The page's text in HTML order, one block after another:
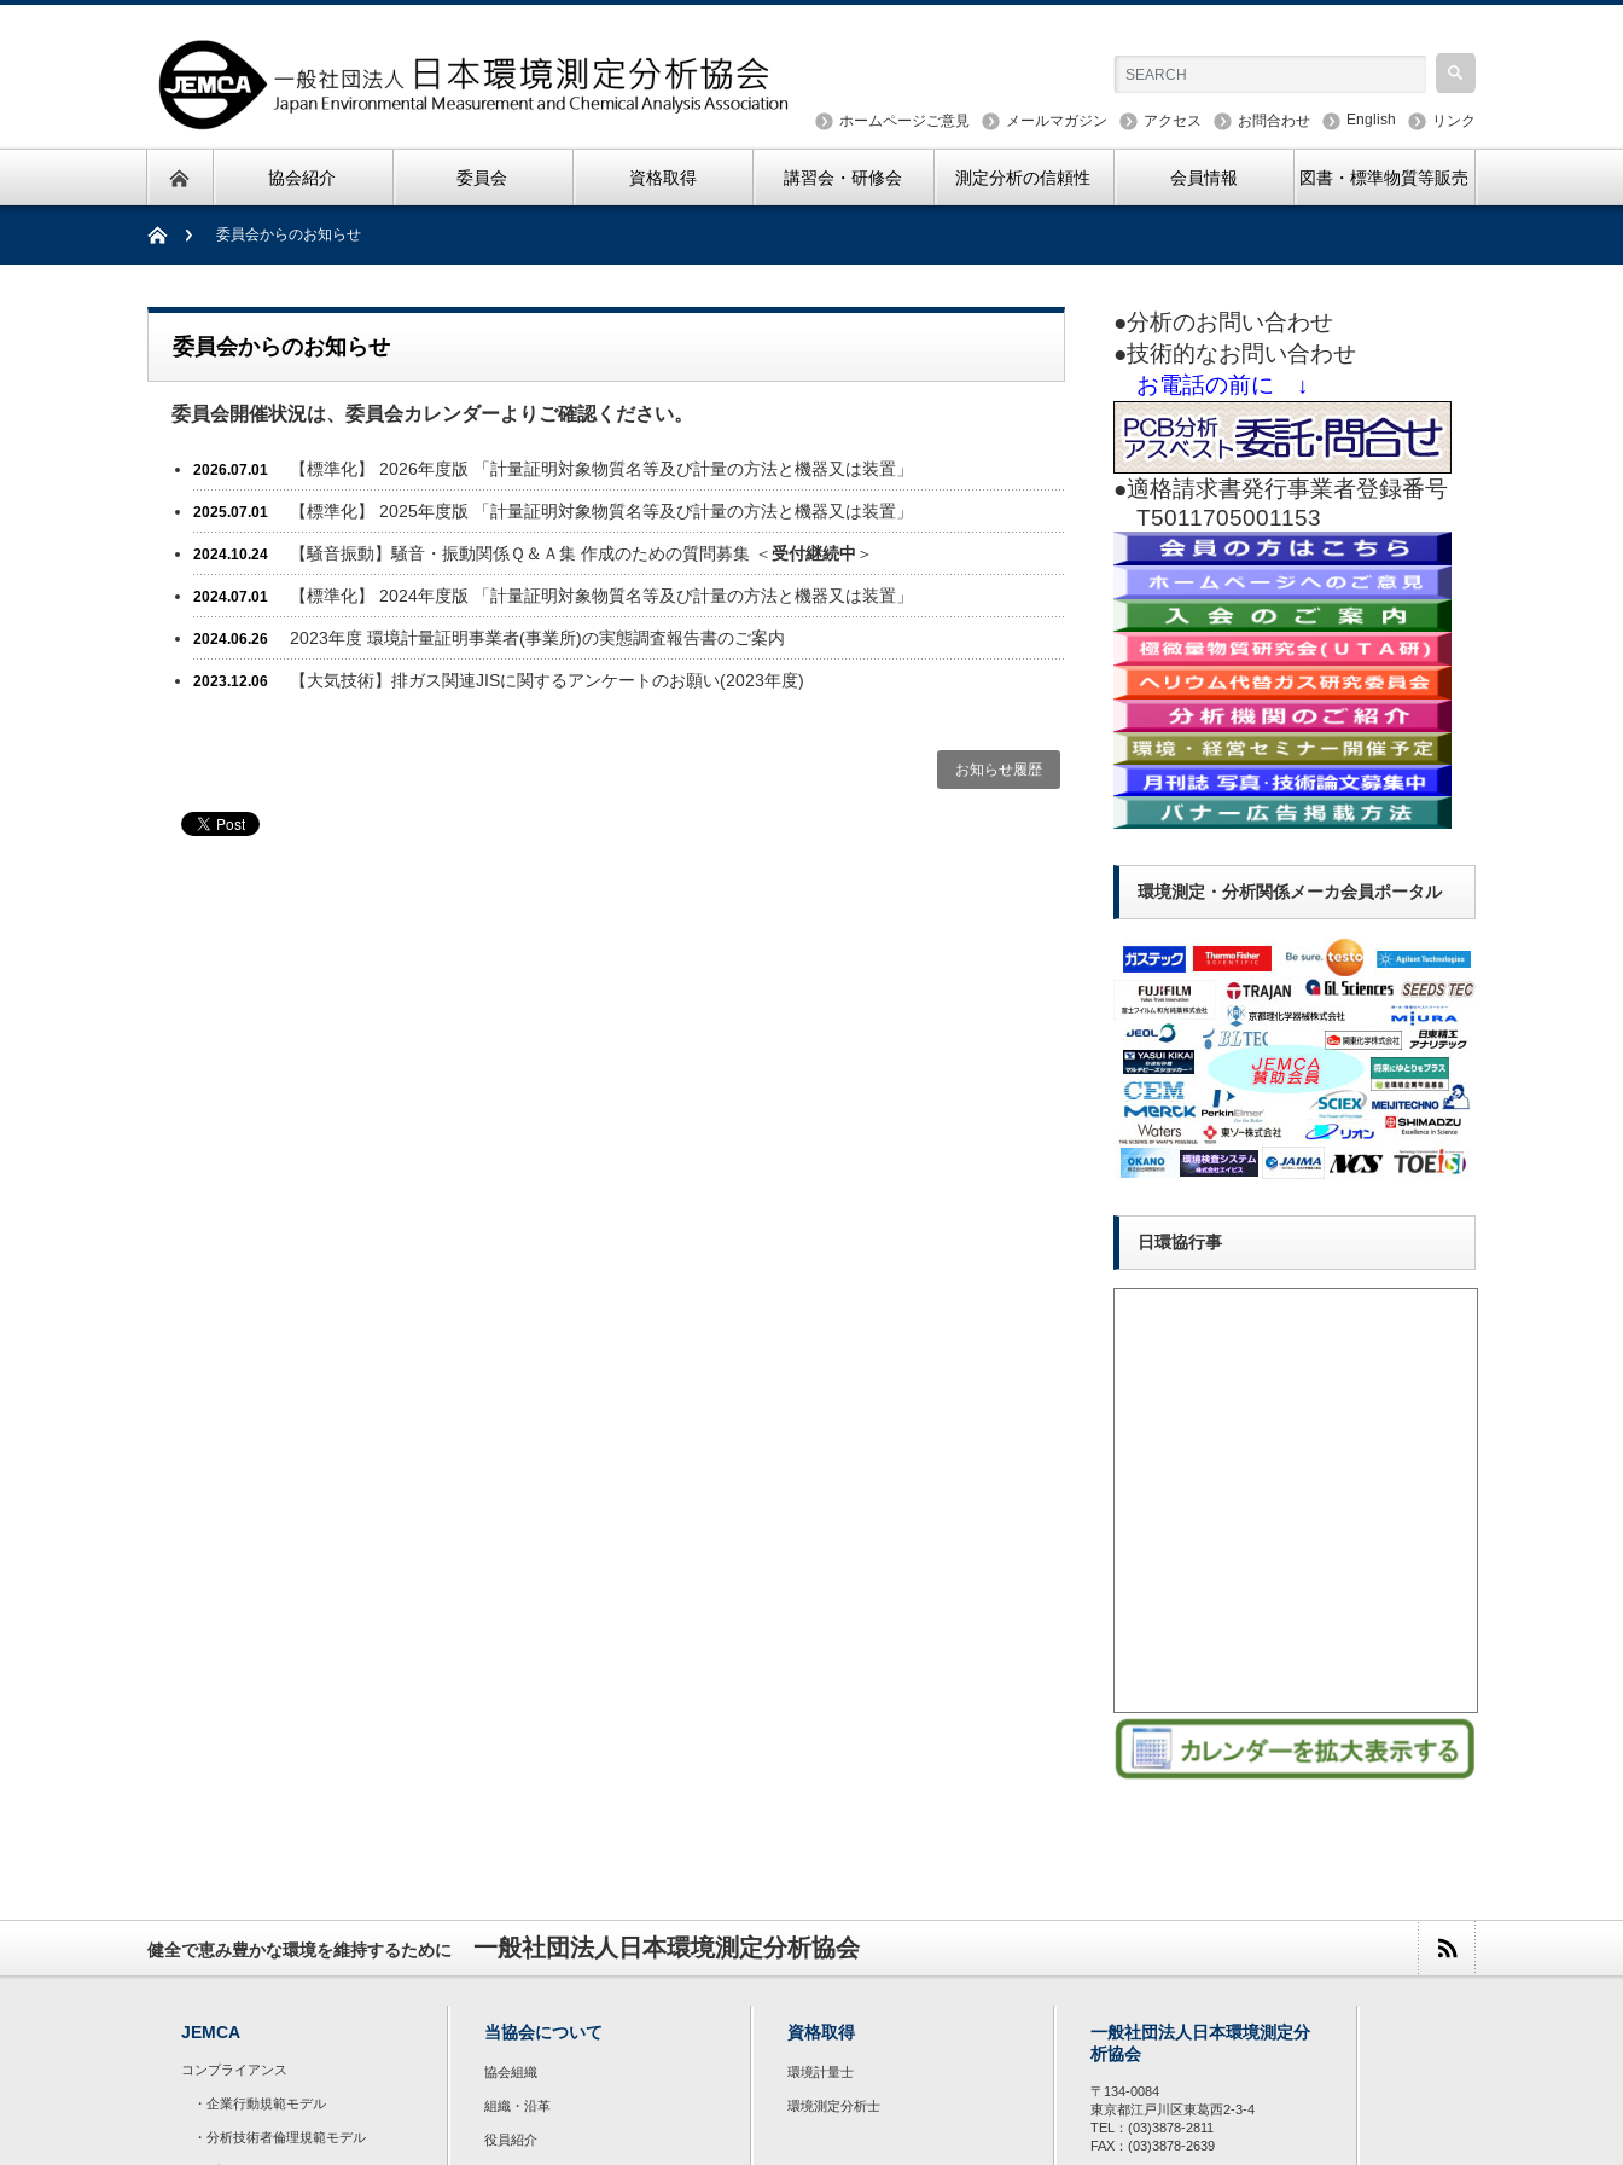
ホームページご意見 メールマガジン アクセス お問合わせ English リンク
協会紹介 委員会 資格取得 講習会・研修会 測定分析の信頼性 会員情報 図書・標準物質等販売
委員会からのお知らせ
委員会からのお知らせ
委員会開催状況は、委員会カレンダーよりご確認ください。
2026.07.01 【標準化】 2026年度版 「計量証明対象物質名等及び計量の方法と機器又は装置」
2025.07.01 【標準化】 2025年度版 「計量証明対象物質名等及び計量の方法と機器又は装置」
2024.10.24 【騒音振動】騒音・振動関係Ｑ＆Ａ集 作成のための質問募集 ＜受付継続中 ＞
2024.07.01 【標準化】 2024年度版 「計量証明対象物質名等及び計量の方法と機器又は装置」
2024.06.26 2023年度 環境計量証明事業者(事業所)の実態調査報告書のご案内
2023.12.06 【大気技術】排ガス関連JISに関するアンケートのお願い(2023年度)
お知らせ履歴
●分析のお問い合わせ
●技術的なお問い合わせ
お電話の前に ↓
●適格請求書発行事業者登録番号
T5011705001153
環境測定・分析関係メーカ会員ポータル
日環協行事
健全で恵み豊かな環境を維持するために 一般社団法人日本環境測定分析協会
JEMCA
コンプライアンス
・企業行動規範モデル
・分析技術者倫理規範モデル
当協会について
協会組織
組織・沿革
役員紹介
資格取得
環境計量士
環境測定分析士
一般社団法人日本環境測定分
析協会
〒134-0084
東京都江戸川区東葛西2-3-4
TEL：(03)3878-2811
FAX：(03)3878-2639